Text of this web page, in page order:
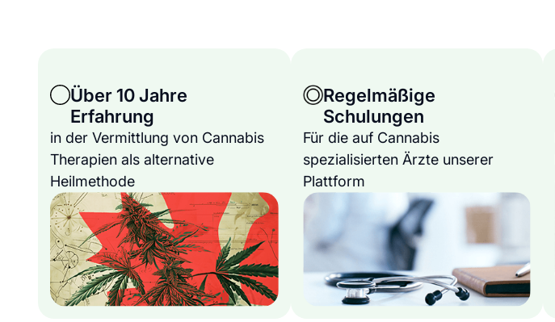
Über 10 Jahre
Erfahrung
in der Vermittlung von Cannabis
Therapien als alternative
Heilmethode
Regelmäßige
Schulungen
Für die auf Cannabis
spezialisierten Ärzte unserer
Plattform